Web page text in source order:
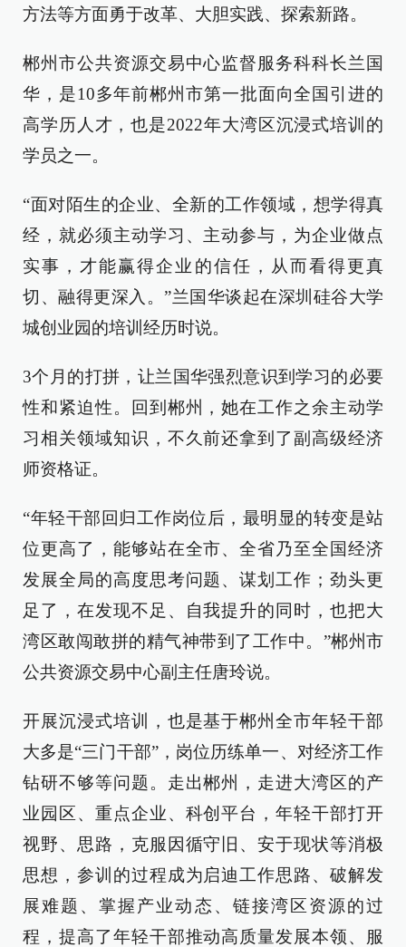
方法等方面勇于改革、大胆实践、探索新路。
郴州市公共资源交易中心监督服务科科长兰国
华，是10多年前郴州市第一批面向全国引进的
高学历人才，也是2022年大湾区沉浸式培训的
学员之一。
“面对陌生的企业、全新的工作领域，想学得真
经，就必须主动学习、主动参与，为企业做点
实事，才能赢得企业的信任，从而看得更真
切、融得更深入。”兰国华谈起在深圳硅谷大学
城创业园的培训经历时说。
3个月的打拼，让兰国华强烈意识到学习的必要
性和紧迫性。回到郴州，她在工作之余主动学
习相关领域知识，不久前还拿到了副高级经济
师资格证。
“年轻干部回归工作岗位后，最明显的转变是站
位更高了，能够站在全市、全省乃至全国经济
发展全局的高度思考问题、谋划工作；劲头更
足了，在发现不足、自我提升的同时，也把大
湾区敢闯敢拼的精气神带到了工作中。”郴州市
公共资源交易中心副主任唐玲说。
开展沉浸式培训，也是基于郴州全市年轻干部
大多是“三门干部”，岗位历练单一、对经济工作
钻研不够等问题。走出郴州，走进大湾区的产
业园区、重点企业、科创平台，年轻干部打开
视野、思路，克服因循守旧、安于现状等消极
思想，参训的过程成为启迪工作思路、破解发
展难题、掌握产业动态、链接湾区资源的过
程，提高了年轻干部推动高质量发展本领、服